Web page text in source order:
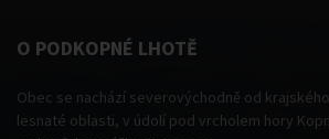
O PODKOPNÉ LHOTĚ
Obec se nachází severovýchodně od
lesnaté oblasti, v údolí pod vrcholem hory